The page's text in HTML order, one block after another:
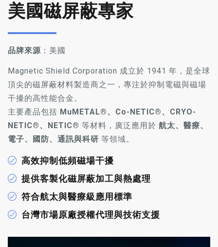
美國磁屏蔽專家
品牌來源 ：美國
Magnetic Shield Corporation 成立於 1941 年，是全球
頂尖的磁屏蔽材料製造商之一，專注於抑制電磁與磁場
干擾的高性能合金。
主要產品包括 MuMETAL®、Co-NETIC®、CRYO-
NETIC®、NETIC® 等材料，廣泛應用於 航太、醫療、
電子、國防、通訊與科研 等領域。
高效抑制低頻磁場干擾
提供客製化磁屏蔽加工與熱處理
符合航太與醫療級應用標準
台灣市場原廠授權代理與技術支援